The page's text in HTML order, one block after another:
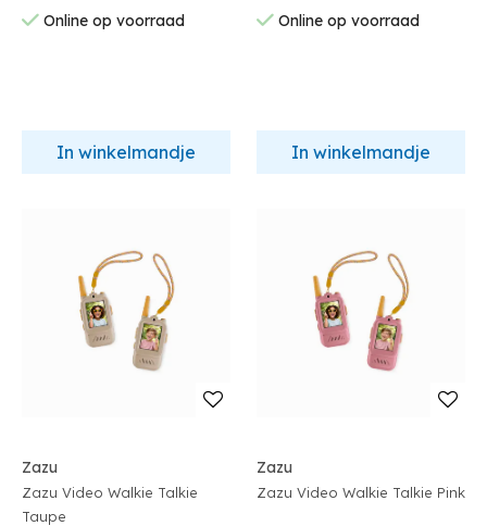
Online op voorraad
In winkelmandje
Online op voorraad
In winkelmandje
Zazu
Zazu Video Walkie Talkie
Taupe
Zazu
Zazu Video Walkie Talkie Pink